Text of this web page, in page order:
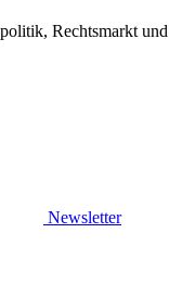
Rechtsmarkt und
Newsletter